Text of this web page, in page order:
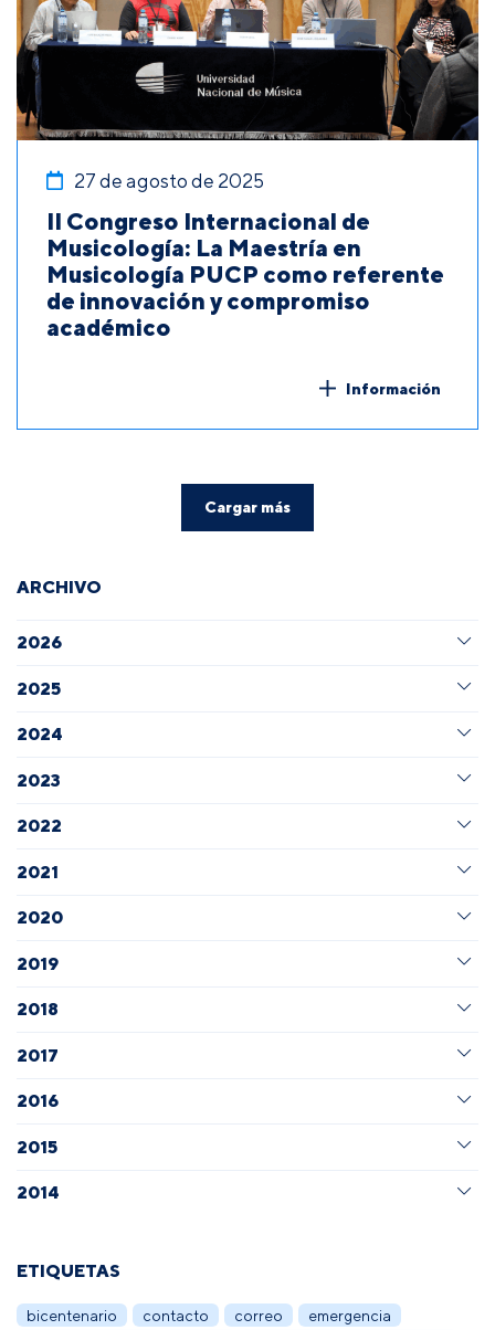
27 de agosto de 2025
II Congreso Internacional de
Musicología: La Maestría en
Musicología PUCP como referente
de innovación y compromiso
académico
Información
Cargar más
ARCHIVO
2026
2025
2024
2023
2022
2021
2020
2019
2018
2017
2016
2015
2014
ETIQUETAS
bicentenario contacto correo
emergencia